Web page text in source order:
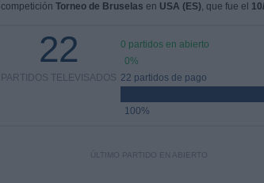
competición Torneo de Bruselas en USA (ES), que fue el
22
PARTIDOS TELEVISADOS
0 partidos en abierto
0%
22 partidos de pago
100%
ÚLTIMO PARTIDO EN ABIERTO